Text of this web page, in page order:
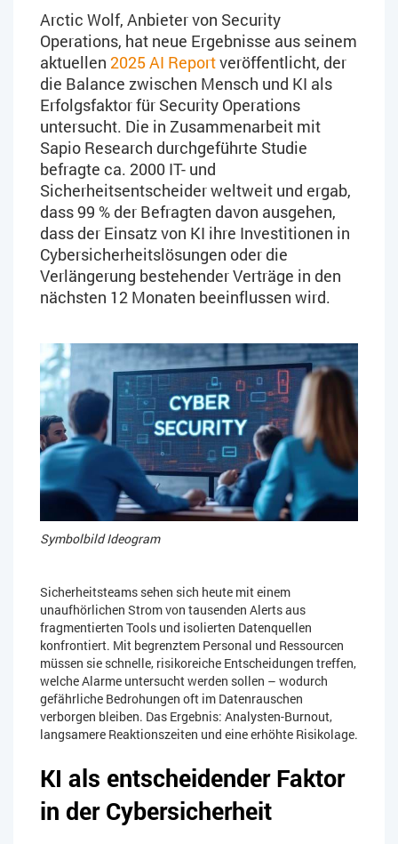
Arctic Wolf, Anbieter von Security
Operations, hat neue Ergebnisse aus seinem
aktuellen 2025 AI Reportveröffentlicht, der
die Balance zwischen Mensch und KI als
Erfolgsfaktor für Security Operations
untersucht. Die in Zusammenarbeit mit
Sapio Research durchgeführte Studie
befragte ca. 2000 IT- und
Sicherheitsentscheider weltweit und ergab,
dass 99 % der Befragten davon ausgehen,
dass der Einsatz von KI ihre Investitionen in
Cybersicherheitslösungen oder die
Verlängerung bestehender Verträge in den
nächsten 12 Monaten beeinflussen wird.
Symbolbild Ideogram
Sicherheitsteams sehen sich heute mit einem
unaufhörlichen Strom von tausenden Alerts aus
fragmentierten Tools und isolierten Datenquellen
konfrontiert. Mit begrenztem Personal und Ressourcen
müssen sie schnelle, risikoreiche Entscheidungen treffen,
welche Alarme untersucht werden sollen – wodurch
gefährliche Bedrohungen oft im Datenrauschen
verborgen bleiben. Das Ergebnis: Analysten-Burnout,
langsamere Reaktionszeiten und eine erhöhte Risikolage.
KI als entscheidender Faktor
in der Cybersicherheit